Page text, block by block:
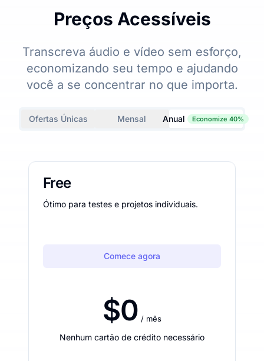
Preços Acessíveis
Transcreva áudio e vídeo sem esforço,
economizando seu tempo e ajudando
você a se concentrar no que importa.
Ofertas Únicas Mensal Anual Economize 40%
Free
Ótimo para testes e projetos individuais.
Comece agora
$0 / mês
Nenhum cartão de crédito necessário